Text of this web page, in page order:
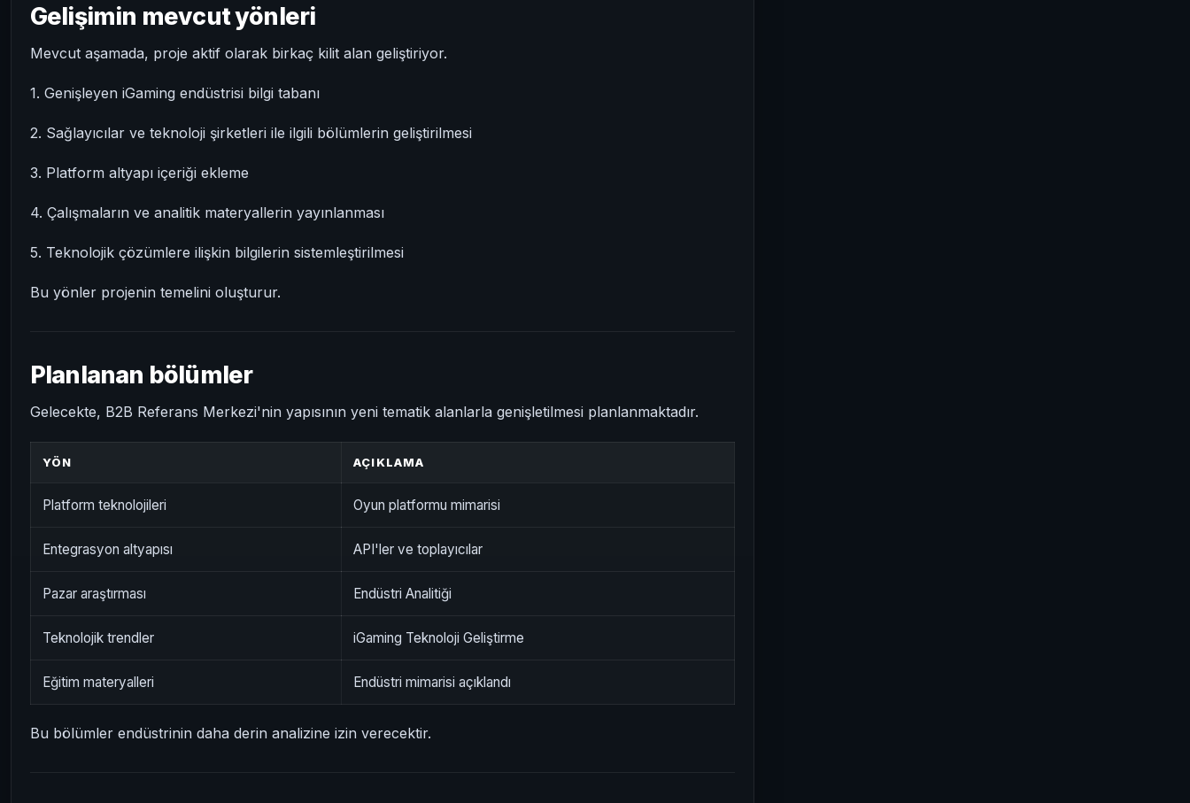
Gelişimin mevcut yönleri
Mevcut aşamada, proje aktif olarak birkaç kilit alan geliştiriyor.
1. Genişleyen iGaming endüstrisi bilgi tabanı
2. Sağlayıcılar ve teknoloji şirketleri ile ilgili bölümlerin geliştirilmesi
3. Platform altyapı içeriği ekleme
4. Çalışmaların ve analitik materyallerin yayınlanması
5. Teknolojik çözümlere ilişkin bilgilerin sistemleştirilmesi
Bu yönler projenin temelini oluşturur.
Planlanan bölümler
Gelecekte, B2B Referans Merkezi'nin yapısının yeni tematik alanlarla genişletilmesi planlanmaktadır.
YÖN AÇIKLAMA
Platform teknolojileri Oyun platformu mimarisi
Entegrasyon altyapısı API'ler ve toplayıcılar
Pazar araştırması Endüstri Analitiği
Teknolojik trendler iGaming Teknoloji Geliştirme
Eğitim materyalleri Endüstri mimarisi açıklandı
Bu bölümler endüstrinin daha derin analizine izin verecektir.